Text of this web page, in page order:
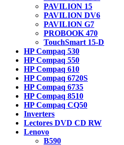
PAVILION 15
PAVILION DV6
PAVILION G7
PROBOOK 470
TouchSmart 15-D
HP Compaq 530
HP Compaq 550
HP Compaq 610
HP Compaq 6720S
HP Compaq 6735
HP Compaq 8510
HP Compaq CQ50
Inverters
Lectores DVD CD RW
Lenovo
B590